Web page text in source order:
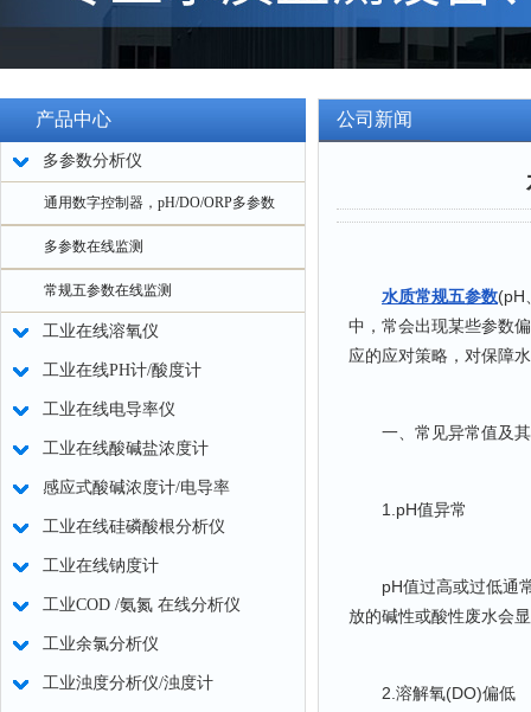
产品中心
多参数分析仪
通用数字控制器，pH/DO/ORP多参数
多参数在线监测
常规五参数在线监测
工业在线溶氧仪
工业在线PH计/酸度计
工业在线电导率仪
工业在线酸碱盐浓度计
感应式酸碱浓度计/电导率
工业在线硅磷酸根分析仪
工业在线钠度计
工业COD /氨氮 在线分析仪
工业余氯分析仪
工业浊度分析仪/浊度计
公司新闻
水质常规五参数(pH
中，常会出现某些参数
应的应对策略，对保障
一、常见异常值及其
1.pH值异常
pH值过高或过低通常
放的碱性或酸性废水会
2.溶解氧(DO)偏低